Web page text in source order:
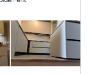
n'hésitez pas